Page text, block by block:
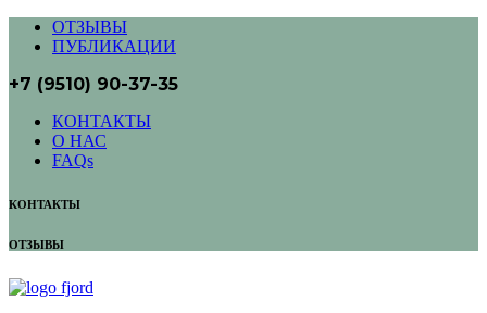
ОТЗЫВЫ
ПУБЛИКАЦИИ
+7 (9510) 90-37-35
КОНТАКТЫ
О НАС
FAQs
КОНТАКТЫ
ОТЗЫВЫ